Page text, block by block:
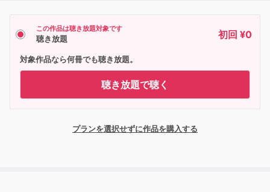
この作品は聴き放題対象です
聴き放題 初回 ¥0
対象作品なら何冊でも聴き放題。
聴き放題で聴く
プランを選択せずに作品を購入する